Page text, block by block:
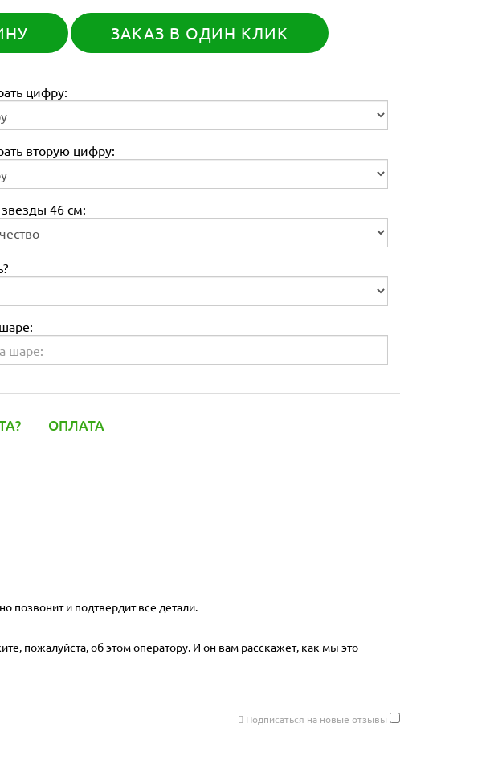
ЗАКАЗ В ОДИН КЛИК
цифру:
вторую цифру:
46 см:
ОПЛАТА
позвонит и подтвердит все детали.
пожалуйста, об этом оператору. И он вам расскажет, как мы это
Подписаться на новые отзывы